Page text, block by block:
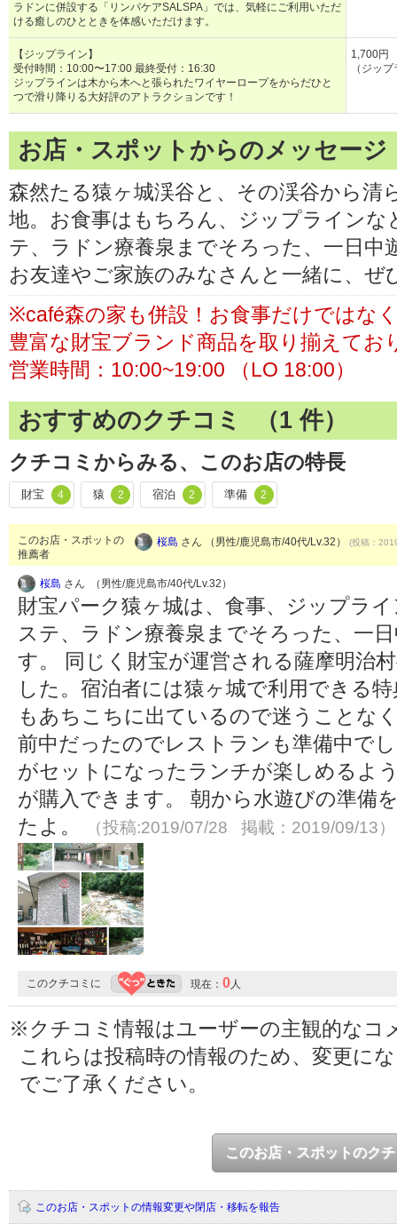
ラドンに併設する「リンパケアSALSPA」では、気軽にご利用いただ
ける癒しのひとときを体感いただけます。
【ジップライン】
受付時間：10:00〜17:00 最終受付：16:30
ジップラインは木から木へと張られたワイヤーロープをからだひと
つで滑り降りる大好評のアトラクションです！
1,700円
（ジッ
お店・スポットからのメッセージ
森然たる猿ヶ城渓谷と、その渓谷から清
地。お食事はもちろん、ジップライン
テ、ラドン療養泉までそろった、一日中
お友達やご家族のみなさんと一緒に、ぜ
※café森の家も併設！お食事だけではな
豊富な財宝ブランド商品を取り揃えてお
営業時間：10:00~19:00 （LO 18:00）
おすすめのクチコミ （1 件）
クチコミからみる、このお店の特長
財宝 4 猿 2 宿泊 2 準備 2
このお店・スポットの
推薦者
桜島 さん （男性/鹿児島市/40代/Lv.32） (投稿：
桜島 さん （男性/鹿児島市/40代/Lv.32）
財宝パーク猿ヶ城は、食事、ジップラ
ステ、ラドン療養泉までそろった、一
す。 同じく財宝が運営される薩摩明治
した。宿泊者には猿ヶ城で利用できる
もあちこちに出ているので迷うことな
前中だったのでレストランも準備中で
がセットになったランチが楽しめるよ
が購入できます。 朝から水遊びの準備
たよ。
（投稿:2019/07/28 掲載：2019/09/13）
このクチコミに 現在： 0 人
※クチコミ情報はユーザーの主観的なコ
これらは投稿時の情報のため、変更に
でご了承ください。
このお店・スポットのク
このお店・スポットの情報変更や閉店・移転を報告